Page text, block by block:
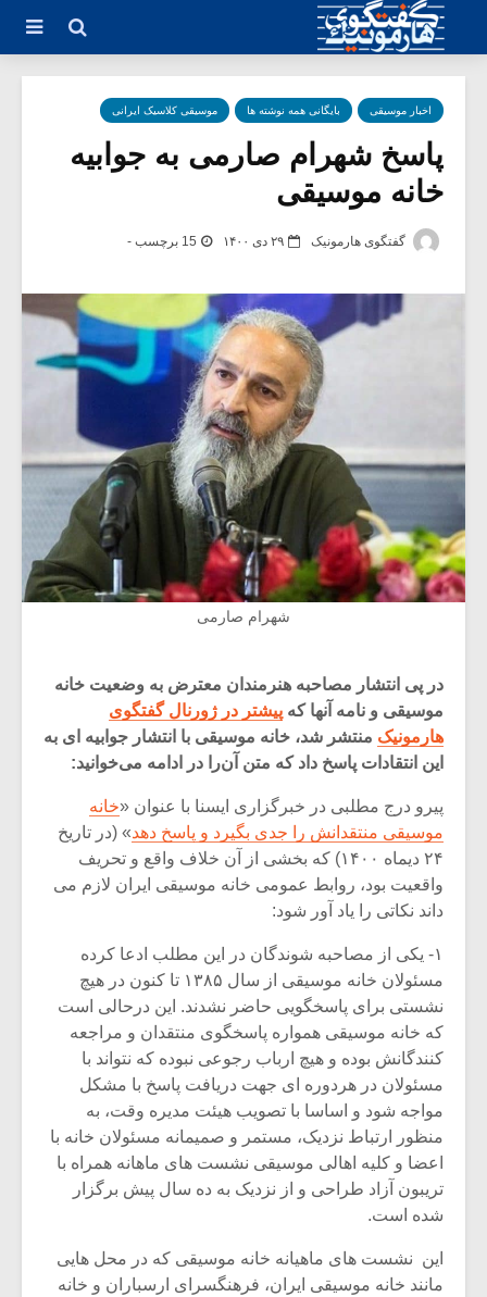
اخبار موسیقی بایگانی همه نوشته ها موسیقی کلاسیک ایرانی
پاسخ شهرام صارمی به جوابیه
خانه موسیقی
گفتگوی هارمونیک ۲۹ دی ۱۴۰۰ 15 برچسب -
شهرام صارمی
در پی انتشار مصاحبه هنرمندان معترض به وضعیت خانه
موسیقی و نامه آنها که پیشتر در ژورنال گفتگوی
هارمونیک منتشر شد، خانه موسیقی با انتشار جوابیه ای به
این انتقادات پاسخ داد که متن آن‌را در ادامه می‌خوانید:
پیرو درج مطلبی در خبرگزاری ایسنا با عنوان «خانه
موسیقی منتقدانش را جدی بگیرد و پاسخ دهد» (در تاریخ
۲۴ دیماه ۱۴۰۰) که بخشی از آن خلاف واقع و تحریف
واقعیت بود، روابط عمومی خانه موسیقی ایران لازم می
داند نکاتی را یاد آور شود:
۱- یکی از مصاحبه شوندگان در این مطلب ادعا کرده
مسئولان خانه موسیقی از سال ۱۳۸۵ تا کنون در هیچ
نشستی برای پاسخگویی حاضر نشدند. این درحالی است
که خانه موسیقی همواره پاسخگوی منتقدان و مراجعه
کنندگانش بوده و هیچ ارباب رجوعی نبوده که نتواند با
مسئولان در هردوره ای جهت دریافت پاسخ با مشکل
مواجه شود و اساسا با تصویب هیئت مدیره وقت، به
منظور ارتباط نزدیک، مستمر و صمیمانه مسئولان خانه با
اعضا و کلیه اهالی موسیقی نشست های ماهانه همراه با
تریبون آزاد طراحی و از نزدیک به ده سال پیش برگزار
شده است.
این نشست های ماهیانه خانه موسیقی که در محل هایی
مانند خانه موسیقی ایران، فرهنگسرای ارسباران و خانه